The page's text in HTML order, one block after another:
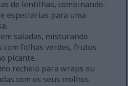
de lentilhas, combinando-
especiarias para uma
saladas, misturando
com folhas verdes, frutos
picante.
recheio para wraps ou
com os seus molhos